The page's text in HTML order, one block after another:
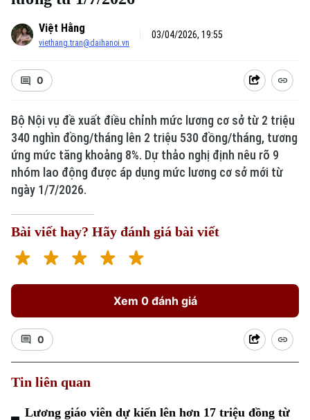
Xu hướng
Việt Hằng
viethang.tran@daihanoi.vn
03/04/2026, 19:55
0
Bộ Nội vụ đề xuất điều chỉnh mức lương cơ sở từ 2 triệu
340 nghìn đồng/tháng lên 2 triệu 530 đồng/tháng, tương
ứng mức tăng khoảng 8%. Dự thảo nghị định nêu rõ 9
nhóm lao động được áp dụng mức lương cơ sở mới từ
ngày 1/7/2026.
Bài viết hay? Hãy đánh giá bài viết
Xem 0 đánh giá
0
Tin liên quan
Lương giáo viên dự kiến lên hơn 17 triệu đồng từ